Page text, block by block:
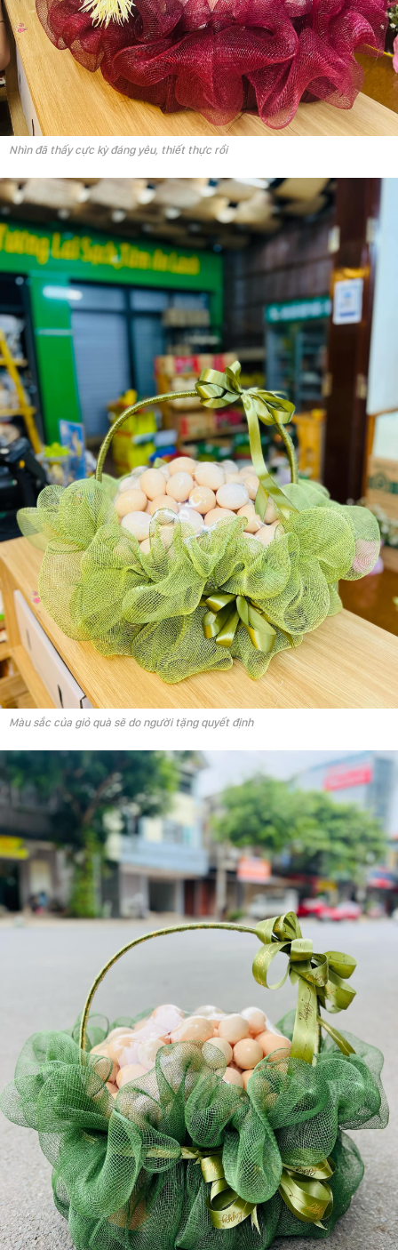
Nhìn đã thấy cực kỳ đáng yêu, thiết thực rồi
Màu sắc của giỏ quà sẽ do người tặng quyết định